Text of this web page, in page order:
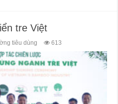
tre Việt
tiêu dùng 613